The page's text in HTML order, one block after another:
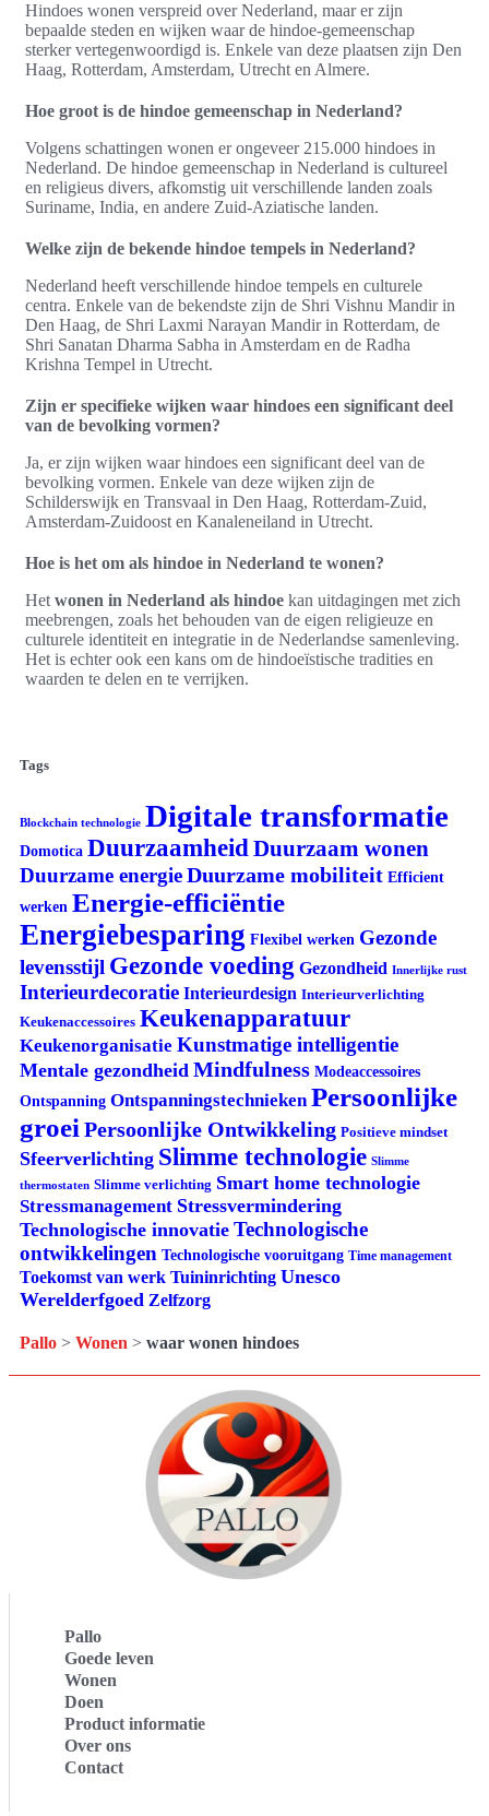
Hindoes wonen verspreid over Nederland, maar er zijn
bepaalde steden en wijken waar de hindoe-gemeenschap
sterker vertegenwoordigd is. Enkele van deze plaatsen zijn Den
Haag, Rotterdam, Amsterdam, Utrecht en Almere.
Hoe groot is de hindoe gemeenschap in Nederland?
Volgens schattingen wonen er ongeveer 215.000 hindoes in
Nederland. De hindoe gemeenschap in Nederland is cultureel
en religieus divers, afkomstig uit verschillende landen zoals
Suriname, India, en andere Zuid-Aziatische landen.
Welke zijn de bekende hindoe tempels in Nederland?
Nederland heeft verschillende hindoe tempels en culturele
centra. Enkele van de bekendste zijn de Shri Vishnu Mandir in
Den Haag, de Shri Laxmi Narayan Mandir in Rotterdam, de
Shri Sanatan Dharma Sabha in Amsterdam en de Radha
Krishna Tempel in Utrecht.
Zijn er specifieke wijken waar hindoes een significant deel
van de bevolking vormen?
Ja, er zijn wijken waar hindoes een significant deel van de
bevolking vormen. Enkele van deze wijken zijn de
Schilderswijk en Transvaal in Den Haag, Rotterdam-Zuid,
Amsterdam-Zuidoost en Kanaleneiland in Utrecht.
Hoe is het om als hindoe in Nederland te wonen?
Het wonen in Nederland als hindoe kan uitdagingen met zich
meebrengen, zoals het behouden van de eigen religieuze en
culturele identiteit en integratie in de Nederlandse samenleving.
Het is echter ook een kans om de hindoeïstische tradities en
waarden te delen en te verrijken.
Tags
Blockchain technologie Digitale transformatie
Domotica DuurzaamheidDuurzaam wonen
Duurzame energieDuurzame mobiliteit Efficient
werken Energie-efficiëntie
Energiebesparing Flexibel werken Gezonde
levensstijl Gezonde voeding Gezondheid Innerlijke rust
Interieurdecoratie Interieurdesign Interieurverlichting
Keukenaccessoires Keukenapparatuur
Keukenorganisatie Kunstmatige intelligentie
Mentale gezondheid Mindfulness Modeaccessoires
Ontspanning Ontspanningstechnieken Persoonlijke
groeiPersoonlijke Ontwikkeling Positieve mindset
Sfeerverlichting Slimme technologie Slimme
thermostaten Slimme verlichting Smart home technologie
Stressmanagement Stressvermindering
Technologische innovatie Technologische
ontwikkelingen Technologische vooruitgang Time management
Toekomst van werk Tuininrichting Unesco
Werelderfgoed Zelfzorg
Pallo > Wonen > waar wonen hindoes
Pallo
Goede leven
Wonen
Doen
Product informatie
Over ons
Contact